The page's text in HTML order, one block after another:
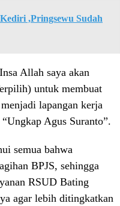
,Pringsewu Sudah
Allah saya akan
untuk membuat
lapangan kerja
Agus Suranto”.
semua bahwa
BPJS, sehingga
RSUD Bating
agar lebih ditingkatkan